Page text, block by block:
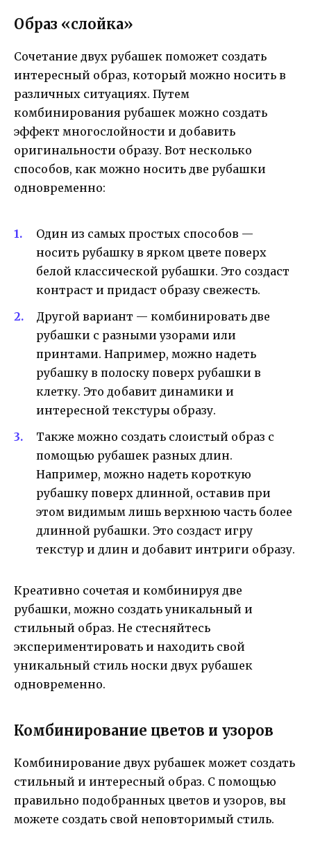
Образ «слойка»
Сочетание двух рубашек поможет создать
интересный образ, который можно носить в
различных ситуациях. Путем
комбинирования рубашек можно создать
эффект многослойности и добавить
оригинальности образу. Вот несколько
способов, как можно носить две рубашки
одновременно:
Один из самых простых способов —
носить рубашку в ярком цвете поверх
белой классической рубашки. Это создаст
контраст и придаст образу свежесть.
Другой вариант — комбинировать две
рубашки с разными узорами или
принтами. Например, можно надеть
рубашку в полоску поверх рубашки в
клетку. Это добавит динамики и
интересной текстуры образу.
Также можно создать слоистый образ с
помощью рубашек разных длин.
Например, можно надеть короткую
рубашку поверх длинной, оставив при
этом видимым лишь верхнюю часть более
длинной рубашки. Это создаст игру
текстур и длин и добавит интриги образу.
Креативно сочетая и комбинируя две
рубашки, можно создать уникальный и
стильный образ. Не стесняйтесь
экспериментировать и находить свой
уникальный стиль носки двух рубашек
одновременно.
Комбинирование цветов и узоров
Комбинирование двух рубашек может создать
стильный и интересный образ. С помощью
правильно подобранных цветов и узоров, вы
можете создать свой неповторимый стиль.